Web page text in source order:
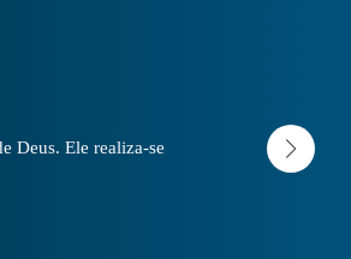
Deus. Ele realiza-se